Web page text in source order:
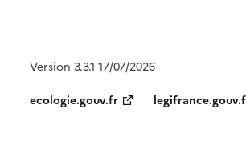
Version 3.3.1 17/07/2026
ecologie.gouv.fr